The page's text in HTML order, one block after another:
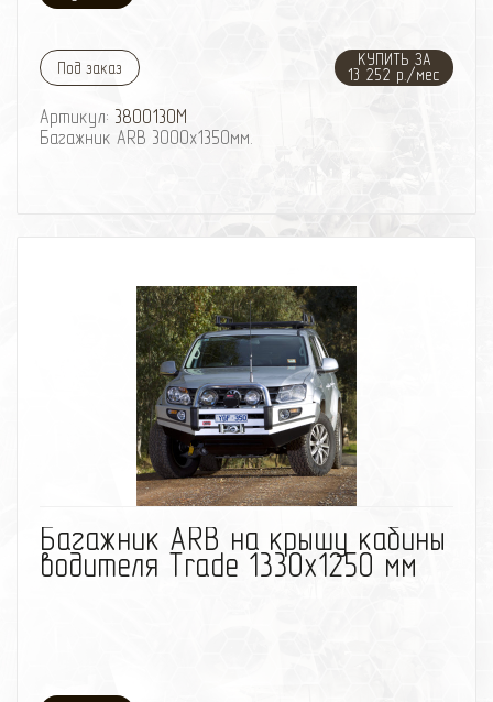
Под заказ
КУПИТЬ ЗА
13 252 р./мес
Артикул: 3800130M
Багажник ARB 3000х1350мм.
Багажник ARB на крышу кабины
водителя Trade 1330x1250 мм